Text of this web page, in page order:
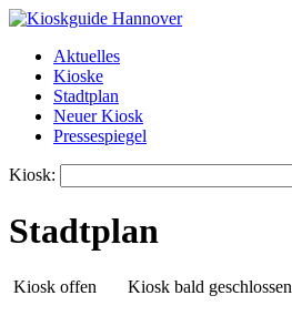
Aktuelles
Kioske
Stadtplan
Neuer Kiosk
Pressespiegel
Kiosk:
Stadtplan
Kiosk offen Kiosk bald geschlossen